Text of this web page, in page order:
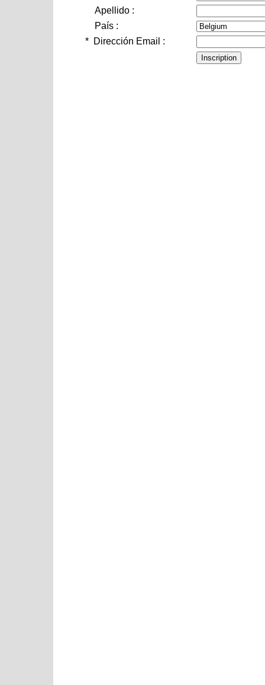
Apellido :
País :
* Dirección Email :